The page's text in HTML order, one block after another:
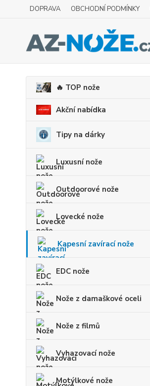
DOPRAVA OBCHODNÍ PODMÍNKY
🔥 TOP nože
Akční nabídka
Tipy na dárky
Luxusní nože
Outdoorové nože
Lovecké nože
Kapesní zavírací nože
EDC nože
Nože z damaškové oceli
Nože z filmů
Vyhazovací nože
Motýlkové nože